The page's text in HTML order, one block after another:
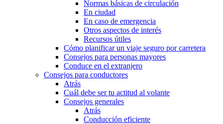
Normas básicas de circulación
En ciudad
En caso de emergencia
Otros aspectos de interés
Recursos útiles
Cómo planificar un viaje seguro por carretera
Consejos para personas mayores
Conduce en el extranjero
Consejos para conductores
Atrás
Cuál debe ser tu actitud al volante
Consejos generales
Atrás
Conducción eficiente